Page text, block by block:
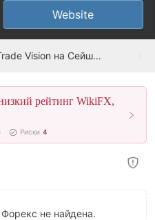
Website
Посещение Trade Vision на Сейшельских островах - офис не найден
рейтинг WikiFX,
Риски 4
не найдена.